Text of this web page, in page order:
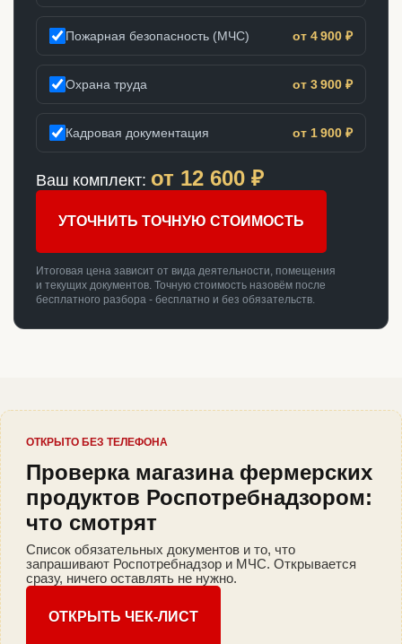
Пожарная безопасность (МЧС) от 4 900 ₽
Охрана труда от 3 900 ₽
Кадровая документация от 1 900 ₽
Ваш комплект: от 12 600 ₽
УТОЧНИТЬ ТОЧНУЮ СТОИМОСТЬ
Итоговая цена зависит от вида деятельности, помещения
и текущих документов. Точную стоимость назовём после
бесплатного разбора - бесплатно и без обязательств.
ОТКРЫТО БЕЗ ТЕЛЕФОНА
Проверка магазина фермерских
продуктов Роспотребнадзором:
что смотрят
Список обязательных документов и то, что
запрашивают Роспотребнадзор и МЧС. Открывается
сразу, ничего оставлять не нужно.
ОТКРЫТЬ ЧЕК-ЛИСТ